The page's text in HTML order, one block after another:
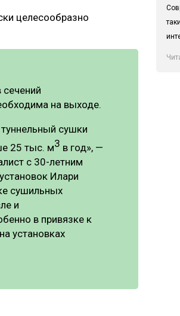
целесообразно
сечений
на выходе.
сушки
25 тыс. м3 в год», —
с 30-летним
Илари
сушильных
и
в привязке к
установках